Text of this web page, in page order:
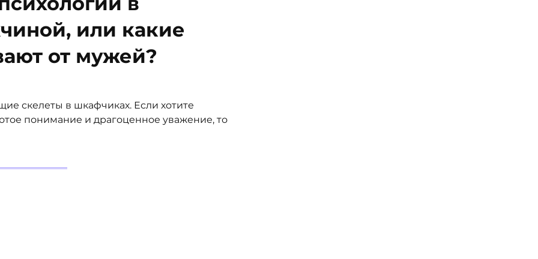
или какие
от мужей?
скелеты в шкафчиках. Если хотите
понимание и драгоценное уважение, то